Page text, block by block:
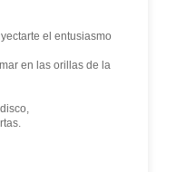
el entusiasmo
en las orillas de la